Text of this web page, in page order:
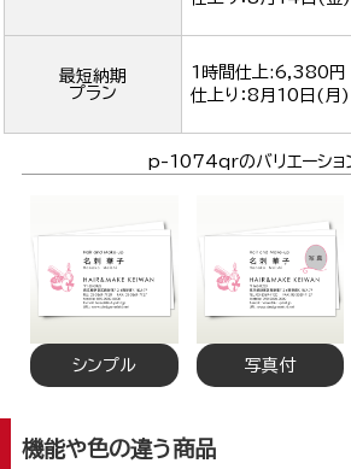
最短納期
プラン
1時間仕上:6,380円
仕上り：8月10日(月
p-1074qrのバリエーショ
シンプル 写真付
機能や色の違う商品